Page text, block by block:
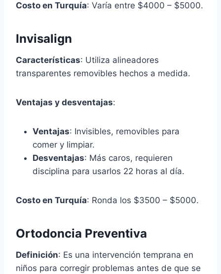
Costo en Turquía: Varía entre $4000 – $5000.
Invisalign
Características: Utiliza alineadores
transparentes removibles hechos a medida.
Ventajas y desventajas:
Ventajas: Invisibles, removibles para
comer y limpiar.
Desventajas: Más caros, requieren
disciplina para usarlos 22 horas al día.
Costo en Turquía: Ronda los $3500 – $5000.
Ortodoncia Preventiva
Definición: Es una intervención temprana en
niños para corregir problemas antes de que se